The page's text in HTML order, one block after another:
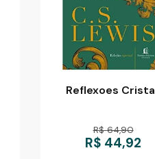
Reflexoes
R$ 64,90
R$ 44,92